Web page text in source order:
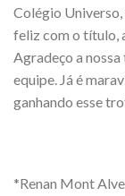
Colégio Universo,
feliz com o título,
Agradeço a
equipe. Já é
ganhando esse
*Renan Mont